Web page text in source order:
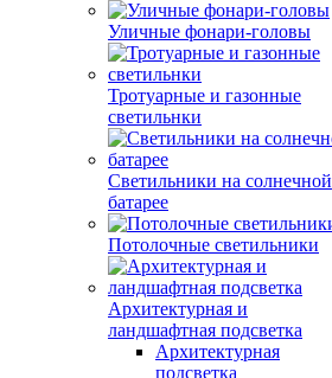
Уличные фонари-головы
Тротуарные и газонные
светильнки
Светильники на солнечной
батарее
Потолочные светильники
Архитектурная и
ландшафтная подсветка
Архитектурная
подсветка